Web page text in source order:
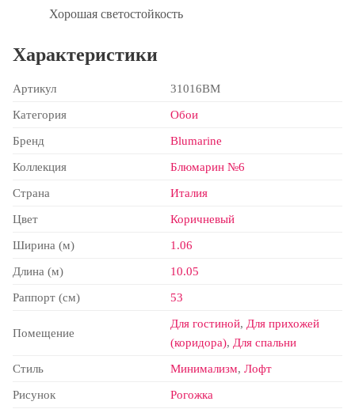
Характеристики
Артикул 31016BM
Категория Обои
Бренд Blumarine
Коллекция Блюмарин №6
Страна Италия
Цвет Коричневый
Ширина (м) 1.06
Длина (м) 10.05
Раппорт (см) 53
Помещение
Для гостиной, Для прихожей
(коридора), Для спальни
Стиль Минимализм, Лофт
Рисунок Рогожка
Хорошая светостойкость